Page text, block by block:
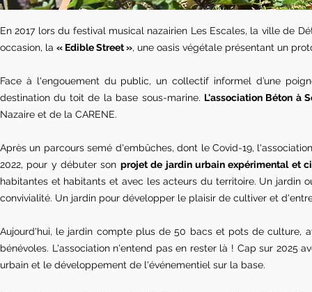
En 2017 lors du festival musical nazairien Les Escales, la ville de
occasion, la « Edible Street », une oasis végétale présentant un
Face à l'engouement du public, un collectif informel d’une
destination du toit de la base sous-marine. L'association Béton à
Nazaire et de la CARENE.​
Après un parcours semé d'embûches, dont le Covid-19,
2022, pour y débuter son projet de jardin urbain expérimental et
habitantes et habitants et avec les acteurs du territoire. Un jardin
convivialité. Un jardin pour développer le plaisir de cultiver et
Aujourd'hui, le jardin compte plus de 50 bacs et pots de culture,
bénévoles. L'association n'entend pas en rester là ! Cap sur 2025
urbain et le développement de l'événementiel sur la base. ​​